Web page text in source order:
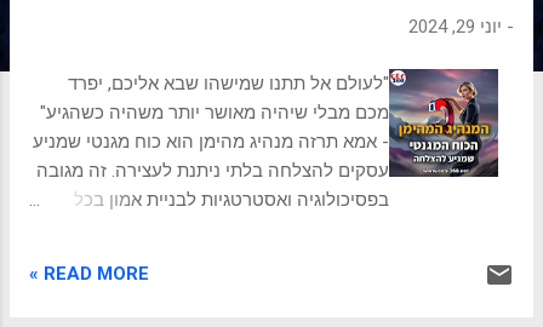
- יוני 29, 2024
"לעולם אל תתנו שמישהו שבא אליכם, יפרד
מכם מבלי שיהיה מאושר יותר משהיה כשהגיע"
- אמא תרזה מנהיג מהימן הוא כוח מגנטי שמניע
עסקים להצלחה בלתי ניתנת לעצירה. זה מגובה
בפסיכולוגיה ואסטרטגיות לבניית אמון בכל
להיות מנהיג מהימן יש חשיבות משמעותית עבור
READ MORE »